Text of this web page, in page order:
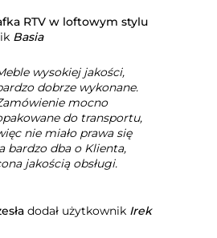
RTV w loftowym stylu
Basia
wysokiej jakości,
dobrze wykonane.
mocno
do transportu,
nie miało prawa się
bardzo dba o Klienta,
jakością obsługi.
dodał użytkownik Irek